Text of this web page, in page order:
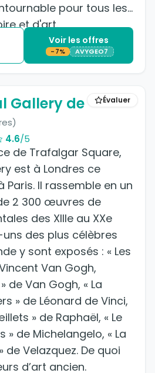
pour tous les
et d'art.
Voir les offres
-7% AVYGEO7
Évaluer
Gallery de
4.6/5
de Trafalgar Square,
est à Londres ce
Paris. Il rassemble en un
2 300 œuvres de
des XIIIe au XXe
des plus célèbres
y sont exposés : « Les
Van Gogh,
de Van Gogh, « La
» de Léonard de Vinci,
» de Raphaël, « Le
» de Michelangelo, « La
de Velazquez. De quoi
d’art ancien.